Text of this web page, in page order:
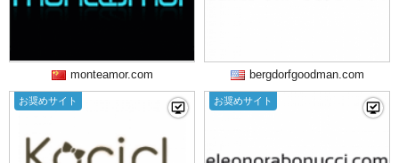
monteamor.com bergdorfgoodman.com
お奨めサイト お奨めサイト